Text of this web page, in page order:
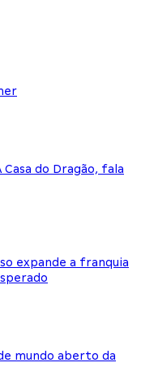
do Dragão, fala
expande a franquia
mundo aberto da